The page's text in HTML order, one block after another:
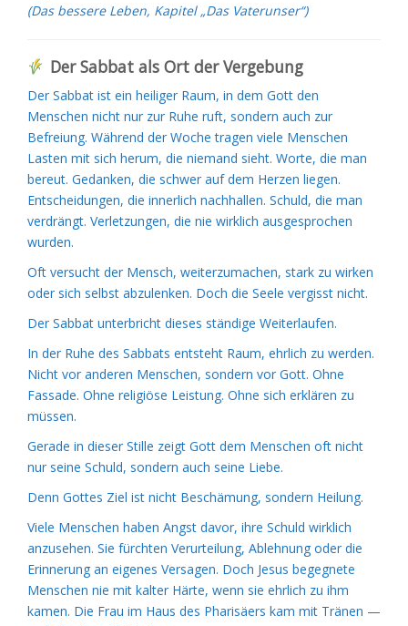
(Das bessere Leben, Kapitel „Das Vaterunser“)
Der Sabbat als Ort der Vergebung
Der Sabbat ist ein heiliger Raum, in dem Gott den
Menschen nicht nur zur Ruhe ruft, sondern auch zur
Befreiung. Während der Woche tragen viele Menschen
Lasten mit sich herum, die niemand sieht. Worte, die man
bereut. Gedanken, die schwer auf dem Herzen liegen.
Entscheidungen, die innerlich nachhallen. Schuld, die man
verdrängt. Verletzungen, die nie wirklich ausgesprochen
wurden.
Oft versucht der Mensch, weiterzumachen, stark zu wirken
oder sich selbst abzulenken. Doch die Seele vergisst nicht.
Der Sabbat unterbricht dieses ständige Weiterlaufen.
In der Ruhe des Sabbats entsteht Raum, ehrlich zu werden.
Nicht vor anderen Menschen, sondern vor Gott. Ohne
Fassade. Ohne religiöse Leistung. Ohne sich erklären zu
müssen.
Gerade in dieser Stille zeigt Gott dem Menschen oft nicht
nur seine Schuld, sondern auch seine Liebe.
Denn Gottes Ziel ist nicht Beschämung, sondern Heilung.
Viele Menschen haben Angst davor, ihre Schuld wirklich
anzusehen. Sie fürchten Verurteilung, Ablehnung oder die
Erinnerung an eigenes Versagen. Doch Jesus begegnete
Menschen nie mit kalter Härte, wenn sie ehrlich zu ihm
kamen. Die Frau im Haus des Pharisäers kam mit Tränen —